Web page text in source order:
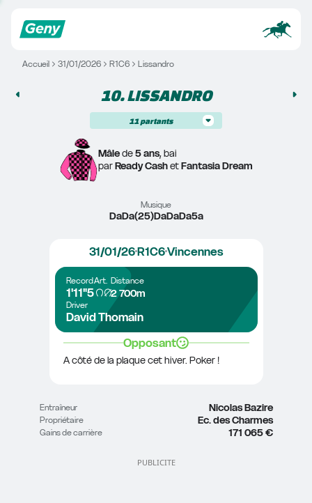
Accueil 31/01/2026 R1C6 Lissandro
10. LISSANDRO
11 partants
Mâle de 5 ans, bai
par Ready Cash et Fantasia Dream
Musique
DaDa(25)DaDaDa5a
31/01/26R1C6Vincennes
Record
1'11"5
Art. Distance
2 700m
Driver
David Thomain
Opposant
A côté de la plaque cet hiver. Poker !
Entraîneur Nicolas Bazire
Propriétaire Ec. des Charmes
Gains de carrière 171 065 €